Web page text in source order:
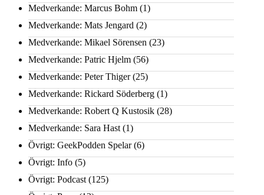
Medverkande: Marcus Bohm (1)
Medverkande: Mats Jengard (2)
Medverkande: Mikael Sörensen (23)
Medverkande: Patric Hjelm (56)
Medverkande: Peter Thiger(25)
Medverkande: Rickard Söderberg (1)
Medverkande: Robert Q Kustosik (28)
Medverkande: Sara Hast (1)
Övrigt: GeekPodden Spelar(6)
Övrigt: Info (5)
Övrigt: Podcast (125)